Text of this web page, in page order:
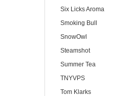
Six Licks Aroma
Smoking Bull
SnowOwl
Steamshot
Summer Tea
TNYVPS
Tom Klarks